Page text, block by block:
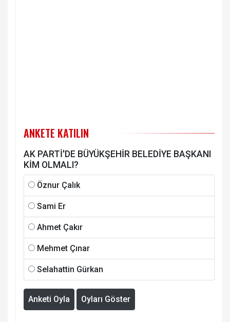
ANKETE KATILIN
AK PARTİ'DE BÜYÜKŞEHİR BELEDİYE BAŞKANI
KİM OLMALI?
Öznur Çalık
Sami Er
Ahmet Çakır
Mehmet Çınar
Selahattin Gürkan
Anketi Oyla Oyları Göster